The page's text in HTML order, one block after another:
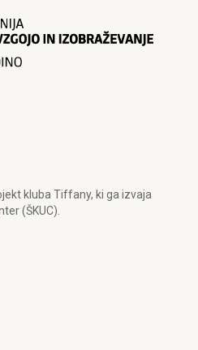
kluba Tiffany, ki ga izvaja
(ŠKUC).